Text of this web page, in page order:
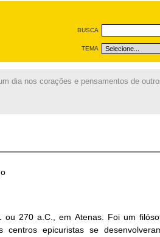
BUSCA
TEMA
dia nos corações e pensamentos de
270 a.C., em Atenas. Foi um
epicuristas se